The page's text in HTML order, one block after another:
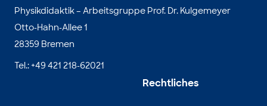
Physikdidaktik – Arbeitsgruppe Prof. Dr. Kulgemeyer
Otto-Hahn-Allee 1
28359 Bremen
Tel.: +49 421 218-62021
Rechtliches